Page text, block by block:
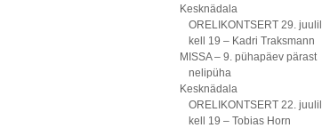
Kesknädala
ORELIKONTSERT 29. juulil
kell 19 – Kadri Traksmann
MISSA – 9. pühapäev pärast
nelipüha
Kesknädala
ORELIKONTSERT 22. juulil
kell 19 – Tobias Horn